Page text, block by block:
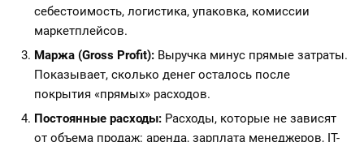
себестоимость, логистика, упаковка, комиссии
маркетплейсов.
Маржа (Gross Profit): Выручка минус прямые затраты.
Показывает, сколько денег осталось после
покрытия «прямых» расходов.
Постоянные расходы: Расходы, которые не зависят
от объема продаж: аренда, зарплата менеджеров, IT-